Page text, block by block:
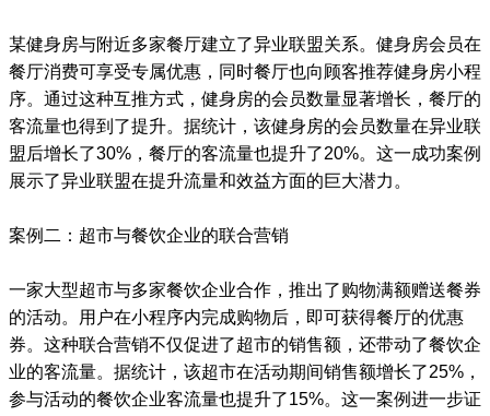
某健身房与附近多家餐厅建立了异业联盟关系。健身房会员在
餐厅消费可享受专属优惠，同时餐厅也向顾客推荐健身房小程
序。通过这种互推方式，健身房的会员数量显著增长，餐厅的
客流量也得到了提升。据统计，该健身房的会员数量在异业联
盟后增长了30%，餐厅的客流量也提升了20%。这一成功案例
展示了异业联盟在提升流量和效益方面的巨大潜力。
案例二：超市与餐饮企业的联合营销
一家大型超市与多家餐饮企业合作，推出了购物满额赠送餐券
的活动。用户在小程序内完成购物后，即可获得餐厅的优惠
券。这种联合营销不仅促进了超市的销售额，还带动了餐饮企
业的客流量。据统计，该超市在活动期间销售额增长了25%，
参与活动的餐饮企业客流量也提升了15%。这一案例进一步证